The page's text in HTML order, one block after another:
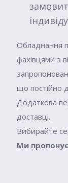
Обладнання
фахівцями з
що постійно
Додаткова
доставці.
Вибирайте
Ми